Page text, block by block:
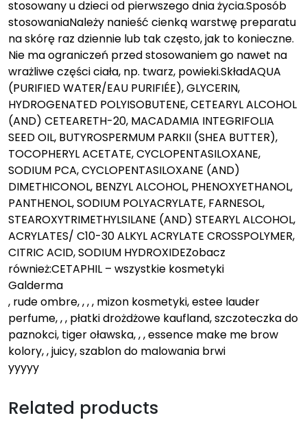
stosowany u dzieci od pierwszego dnia życia.Sposób
stosowaniaNależy nanieść cienką warstwę preparatu
na skórę raz dziennie lub tak często, jak to konieczne.
Nie ma ograniczeń przed stosowaniem go nawet na
wrażliwe części ciała, np. twarz, powieki.SkładAQUA
(PURIFIED WATER/EAU PURIFIÉE), GLYCERIN,
HYDROGENATED POLYISOBUTENE, CETEARYL ALCOHOL
(AND) CETEARETH-20, MACADAMIA INTEGRIFOLIA
SEED OIL, BUTYROSPERMUM PARKII (SHEA BUTTER),
TOCOPHERYL ACETATE, CYCLOPENTASILOXANE,
SODIUM PCA, CYCLOPENTASILOXANE (AND)
DIMETHICONOL, BENZYL ALCOHOL, PHENOXYETHANOL,
PANTHENOL, SODIUM POLYACRYLATE, FARNESOL,
STEAROXYTRIMETHYLSILANE (AND) STEARYL ALCOHOL,
ACRYLATES/ C10-30 ALKYL ACRYLATE CROSSPOLYMER,
CITRIC ACID, SODIUM HYDROXIDEZobacz
również:CETAPHIL – wszystkie kosmetyki
Galderma
, rude ombre, , , , mizon kosmetyki, estee lauder
perfume, , , płatki drożdżowe kaufland, szczoteczka do
paznokci, tiger oławska, , , essence make me brow
kolory, , juicy, szablon do malowania brwi
yyyyy
Related products